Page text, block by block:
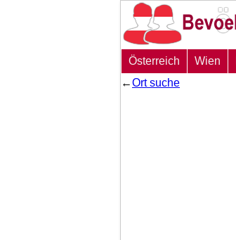
Österreich Wien
←Ort suche